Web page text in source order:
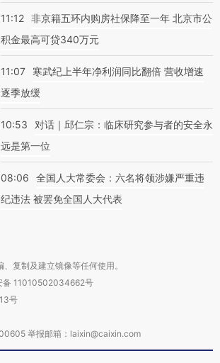
11:12 非京籍五环内购房社保降至一年 北京市公
积金最高可贷340万元
11:07
寒武纪上半年净利润同比翻倍 营收增速
逐季放缓
10:53
对话｜邱仁宗：临床研究参与者的安全永
远是第一位
08:06
全国人大常委会：六名将领涉嫌严重违
纪违法 被罢免全国人大代表
复制及建立镜像等任何使用。
备 11010502034662号
号
举报邮箱：laixin@caixin.com